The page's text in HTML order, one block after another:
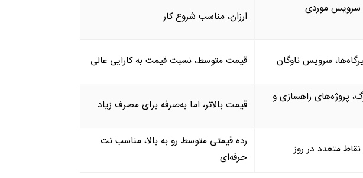
سرویس موردی
ارزان، مناسب شروع کار
سرویس ناوگان قیمت متوسط، نسبت قیمت به کارایی عالی
پروژه‌های راهسازی و
قیمت بالاتر، اما به‌صرفه برای مصرف زیاد
متعدد در روز
رده قیمتی متوسط رو به بالا، مناسب نت
حرفه‌ای